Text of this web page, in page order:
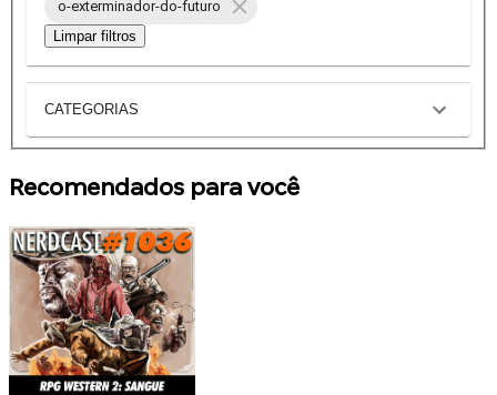
o-exterminador-do-futuro
Limpar filtros
CATEGORIAS
Recomendados para você